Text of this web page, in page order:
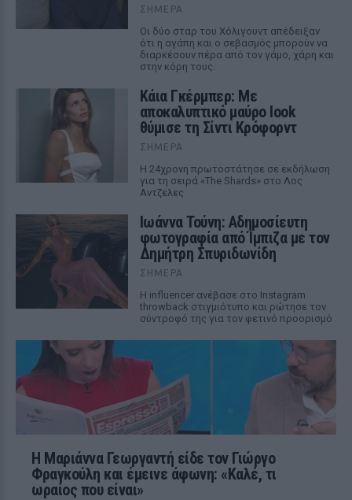
ΣΉΜΕΡΑ
Οι δύο σταρ του Χόλιγουντ απέδειξαν
ότι η αγάπη και ο σεβασμός μπορούν να
διαρκέσουν πέρα από τον γάμο, χάρη και
στην κόρη τους.
Κάια Γκέρμπερ: Με
αποκαλυπτικό μαύρο look
θύμισε τη Σίντι Κρόφορντ
ΣΉΜΕΡΑ
Η 24χρονη πρωτοστάτησε σε εκδήλωση
για τη σειρά «The Shards» στο Λος
Αντζελες
Ιωάννα Τούνη: Αδημοσίευτη
φωτογραφία από Ίμπιζα με τον
Δημήτρη Σπυριδωνίδη
ΣΉΜΕΡΑ
Η influencer ανέβασε στο Instagram
throwback στιγμιότυπο και ρώτησε τον
σύντροφό της για τον φετινό προορισμό
Η Μαριάννα Γεωργαντή είδε τον Γιώργο
Φραγκούλη και έμεινε άφωνη: «Καλέ, τι
ωραίος που είναι»